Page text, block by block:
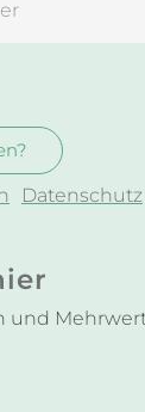
Datenschutz
und